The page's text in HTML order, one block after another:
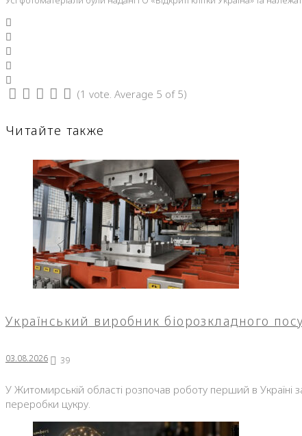
(1 vote . Average 5 of 5)
Читайте также
Український виробник біорозкладного
03.08.2026 39
У Житомирській області розпочав роботу перший в Україні
переробки цукру.